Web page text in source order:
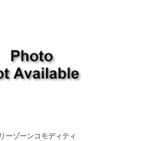
ーゾーンコモディティ